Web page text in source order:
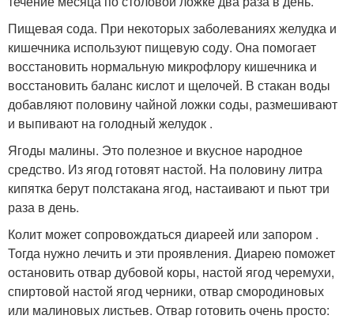
Пищевая сода. При некоторых заболеваниях желудка и
кишечника используют пищевую соду. Она помогает
восстановить нормальную микрофлору кишечника и
восстановить баланс кислот и щелочей. В стакан воды
добавляют половину чайной ложки соды, размешивают
и выпивают на голодный желудок .
Ягоды малины. Это полезное и вкусное народное
средство. Из ягод готовят настой. На половину литра
кипятка берут полстакана ягод, настаивают и пьют три
раза в день.
Колит может сопровождаться диареей или запором .
Тогда нужно лечить и эти проявления. Диарею поможет
остановить отвар дубовой коры, настой ягод черемухи,
спиртовой настой ягод черники, отвар смородиновых
или малиновых листьев. Отвар готовить очень просто: